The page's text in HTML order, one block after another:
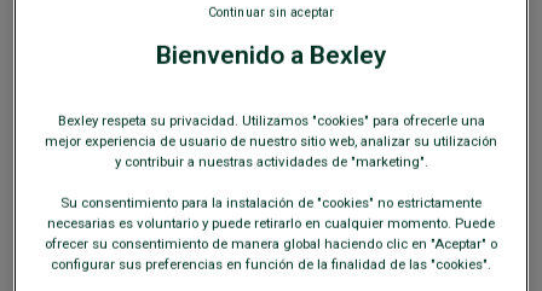
100 % piel de cordero sumergida - Corte ajustado - Cuello
amovible de borrego auténtico
219,00 € 209,00 € REBAJAS
-10€en el 2do abrigo o chaqueta
Bienvenido a Bexley
Bexley respeta su privacidad. Utilizamos "cookies" para ofrecerle una
mejor experiencia de usuario de nuestro sitio web, analizar su utilización
y contribuir a nuestras actividades de "marketing".
Su consentimiento para la instalación de "cookies" no estrictamente
necesarias es voluntario y puede retirarlo en cualquier momento. Puede
ofrecer su consentimiento de manera global haciendo clic en "Aceptar" o
configurar sus preferencias en función de la finalidad de las "cookies".
Continuar sin aceptar